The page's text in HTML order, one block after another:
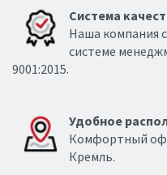
Система
Наша компания
системе
9001:2015.
Удобное
Комфортный
Кремль.